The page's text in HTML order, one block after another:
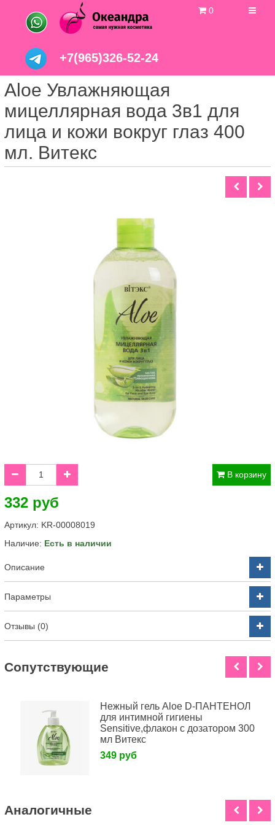
+7(965)326-52-24
0
Aloe Увлажняющая
мицеллярная вода 3в1 для
лица и кожи вокруг глаз 400
мл. Витекс
В корзину
332 руб
Артикул: KR-00008019
Наличие: Есть в наличии
Описание
Параметры
Отзывы (0)
Cопутствующие
Нежный гель Aloe D-ПАНТЕНОЛ
для интимной гигиены
Sensitive,флакон с дозатором 300
мл Витекс
349 руб
Аналогичные